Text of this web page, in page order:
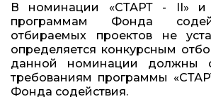
В номинации «СТАРТ - II» и
программам Фонда
отбираемых проектов не
определяется конкурсным
данной номинации должны
требованиям программы
Фонда содействия.